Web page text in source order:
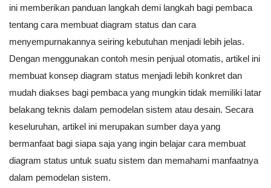
ini memberikan panduan langkah demi langkah bagi pembaca
tentang cara membuat diagram status dan cara
menyempurnakannya seiring kebutuhan menjadi lebih jelas.
Dengan menggunakan contoh mesin penjual otomatis, artikel ini
membuat konsep diagram status menjadi lebih konkret dan
mudah diakses bagi pembaca yang mungkin tidak memiliki latar
belakang teknis dalam pemodelan sistem atau desain. Secara
keseluruhan, artikel ini merupakan sumber daya yang
bermanfaat bagi siapa saja yang ingin belajar cara membuat
diagram status untuk suatu sistem dan memahami manfaatnya
dalam pemodelan sistem.